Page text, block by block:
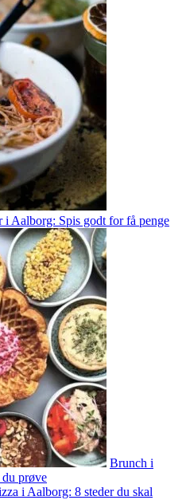
i Aalborg: Spis godt for få penge
Brunch i
du prøve
i Aalborg: 8 steder du skal